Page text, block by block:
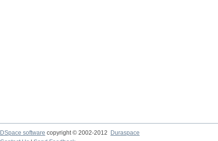
DSpace software copyright © 2002-2012
Duraspace